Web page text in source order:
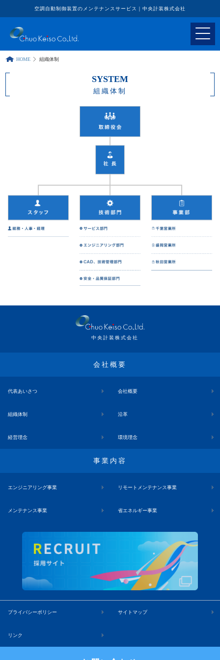
空調自動制御装置のメンテナンスサービス｜中央計装株式会社
HOME 組織体制
SYSTEM
組織体制
中央計装株式会社
会社概要
代表あいさつ 会社概要
組織体制 沿革
経営理念 環境理念
事業内容
エンジニアリング事業 リモートメンテナンス事業
メンテナンス事業 省エネルギー事業
プライバシーポリシー サイトマップ
リンク